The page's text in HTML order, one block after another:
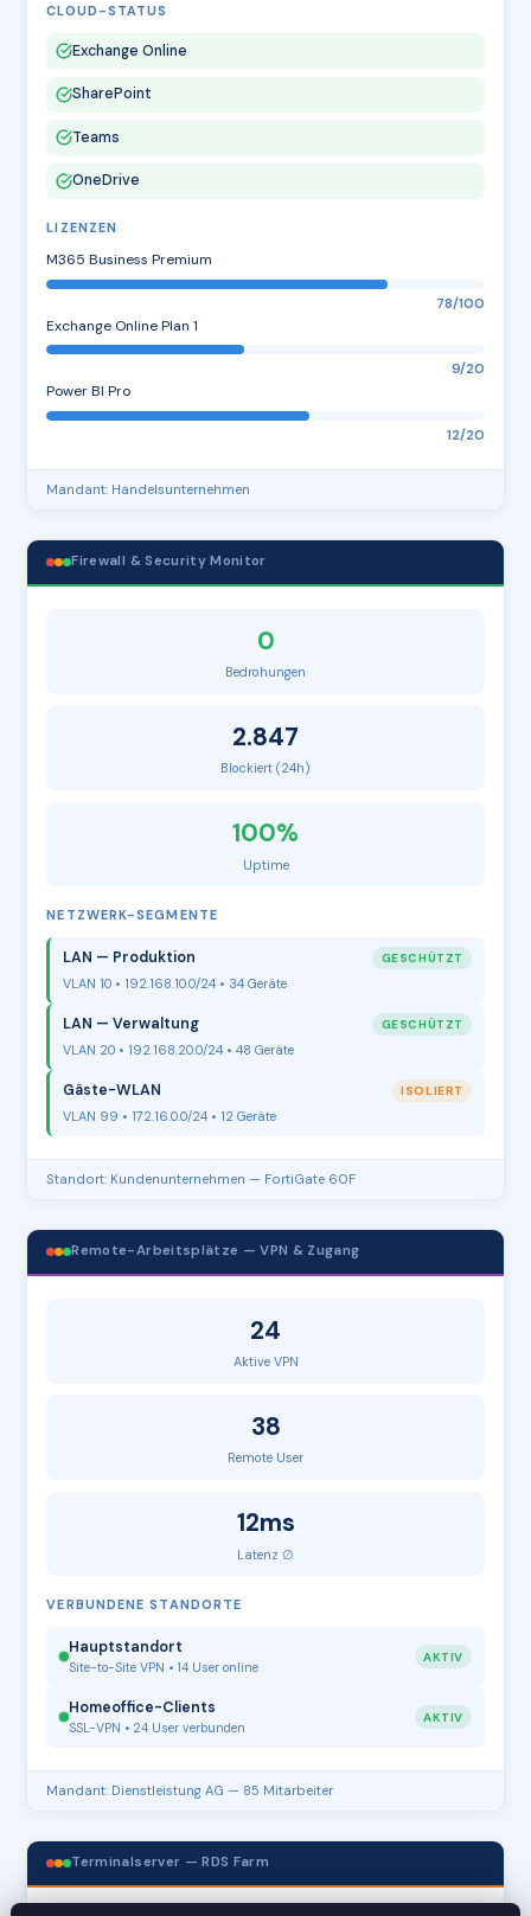
CLOUD-STATUS
Exchange Online
SharePoint
Teams
OneDrive
LIZENZEN
M365 Business Premium
78/100
Exchange Online Plan 1
9/20
Power BI Pro
12/20
Mandant: Handelsunternehmen
Firewall & Security Monitor
0
Bedrohungen
2.847
Blockiert (24h)
100%
Uptime
NETZWERK-SEGMENTE
LAN — Produktion GESCHÜTZT
VLAN 10 • 192.168.10.0/24 • 34 Geräte
LAN — Verwaltung GESCHÜTZT
VLAN 20 • 192.168.20.0/24 • 48 Geräte
Gäste-WLAN ISOLIERT
VLAN 99 • 172.16.0.0/24 • 12 Geräte
Standort: Kundenunternehmen — FortiGate 60F
Remote-Arbeitsplätze — VPN & Zugang
24
Aktive VPN
38
Remote User
12ms
Latenz ∅
VERBUNDENE STANDORTE
Hauptstandort
Site-to-Site VPN • 14 User online
AKTIV
Homeoffice-Clients
SSL-VPN • 24 User verbunden
AKTIV
Mandant: Dienstleistung AG — 85 Mitarbeiter
Terminalserver — RDS Farm